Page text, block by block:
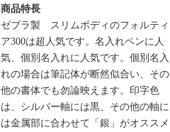
商品特長
ゼブラ製 スリムボディのフォルティ
ア300は超人気です。名入れペンに人
気、個別名入れに人気です。個別名入
れの場合は筆記体が断然似合い、その
他の書体でも勿論映えます。印字色
は、シルバー軸には黒、その他の軸に
は金属部に合わせて「銀」がオススメ